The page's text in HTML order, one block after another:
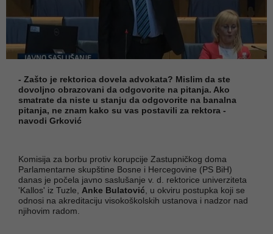
- Zašto je rektorica dovela advokata? Mislim da ste
dovoljno obrazovani da odgovorite na pitanja. Ako
smatrate da niste u stanju da odgovorite na banalna
pitanja, ne znam kako su vas postavili za rektora -
navodi Grković
Komisija za borbu protiv korupcije Zastupničkog doma
Parlamentarne skupštine Bosne i Hercegovine (PS BiH)
danas je počela javno saslušanje v. d. rektorice univerziteta
'Kallos' iz Tuzle, Anke Bulatović , u okviru postupka koji se
odnosi na akreditaciju visokoškolskih ustanova i nadzor nad
njihovim radom.